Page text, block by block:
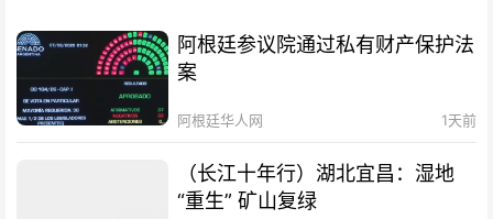
阿根廷参议院通过私有财产保护法
案
阿根廷华人网 1天前
（长江十年行）湖北宜昌：湿地
“重生” 矿山复绿